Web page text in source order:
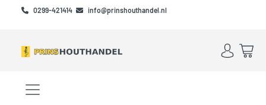
Skip to main content
Skip to footer
0299-421414 info@prinshouthandel.nl
Account
Menu openen/sluiten